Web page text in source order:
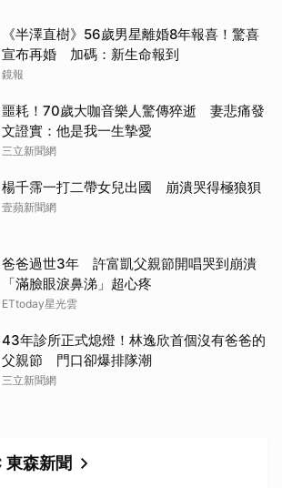
《半澤直樹》56歲男星離婚8年報喜！驚喜
宣布再婚 加碼：新生命報到
鏡報
噩耗！70歲大咖音樂人驚傳猝逝 妻悲痛發
文證實：他是我一生摯愛
三立新聞網
楊千霈一打二帶女兒出國 崩潰哭得極狼狽
壹蘋新聞網
爸爸過世3年 許富凱父親節開唱哭到崩潰
「滿臉眼淚鼻涕」超心疼
ETtoday星光雲
43年診所正式熄燈！林逸欣首個沒有爸爸的
父親節 門口卻爆排隊潮
三立新聞網
東森新聞